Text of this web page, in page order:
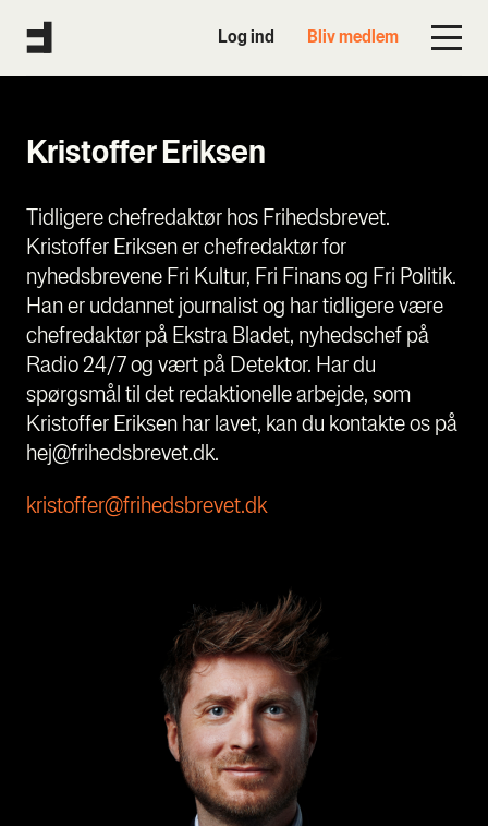
Log ind Bliv medlem
Kristoffer Eriksen
Tidligere chefredaktør hos Frihedsbrevet.
Kristoffer Eriksen er chefredaktør for
nyhedsbrevene Fri Kultur, Fri Finans og Fri Politik.
Han er uddannet journalist og har tidligere være
chefredaktør på Ekstra Bladet, nyhedschef på
Radio 24/7 og vært på Detektor. Har du
spørgsmål til det redaktionelle arbejde, som
Kristoffer Eriksen har lavet, kan du kontakte os på
hej@frihedsbrevet.dk.
kristoffer@frihedsbrevet.dk